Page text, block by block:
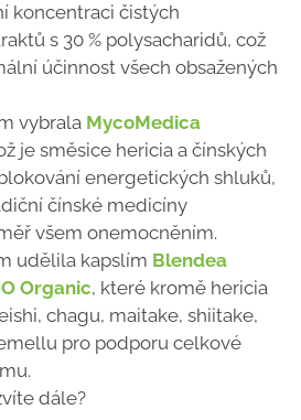
koncentraci čistých
s 30 % polysacharidů, což
účinnost všech obsažených
vybrala MycoMedica
je směsice hericia a čínských
energetických shluků,
čínské medicíny
všem onemocněním.
udělila kapslím Blendea
Organic, které kromě hericia
chagu, maitake, shiitake,
pro podporu celkové
dále?